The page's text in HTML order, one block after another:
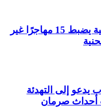
جهاز مكافحة الهجرة غير الشرعية يضبط 15 مهاجرًا غير
يدعو إلى التهدئة
أحداث صرمان